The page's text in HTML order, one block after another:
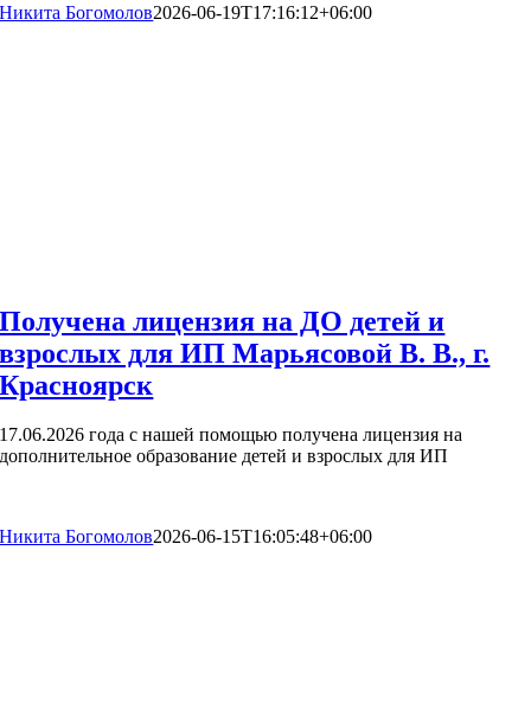
Никита Богомолов2026-06-19T17:16:12+06:00
Получена лицензия на ДО детей и
взрослых для ИП Марьясовой В. В., г.
Красноярск
17.06.2026 года с нашей помощью получена лицензия на
дополнительное образование детей и взрослых для ИП
Никита Богомолов2026-06-15T16:05:48+06:00